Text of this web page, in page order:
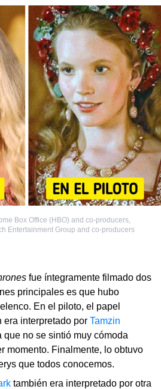
Box Office (HBO) and co-producers,
Entertainment Group and co-producers
fue íntegramente filmado dos
principales es que hubo
En el piloto, el papel
era interpretado por Tamzin
que no se sintió muy cómoda
momento. Finalmente, lo obtuvo
que todos conocemos.
también era interpretado por otra